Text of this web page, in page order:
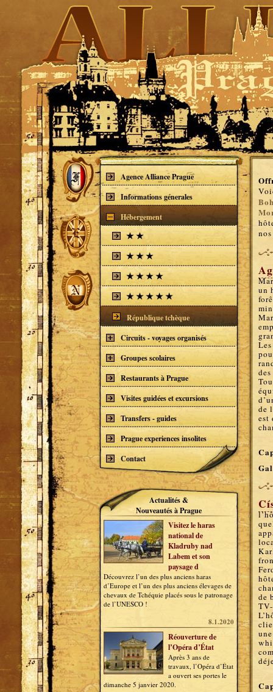
un
de
est
de
Agence Alliance Prague
Informations génerales
Hébergement
République tchèque
Circuits - voyages organisés
Groupes scolaires
Restaurants à Prague
Visites guidées et excursions
Transfers - guides
Prague experiences insolites
Contact
Actualités &
Nouveautés à Prague
Visitez le haras
national de
Kladruby nad
Labem et son
paysage d
Découvrez l’un des plus anciens haras
d’Europe et l’un des plus anciens élevages de
chevaux de Tchéquie placés sous le patronage
de l’UNESCO !
8.1.2020
Réouverture de
l’Opéra d’État
Après 3 ans de
travaux, l’Opéra d’État
a ouvert ses portes le
dimanche 5 janvier 2020.